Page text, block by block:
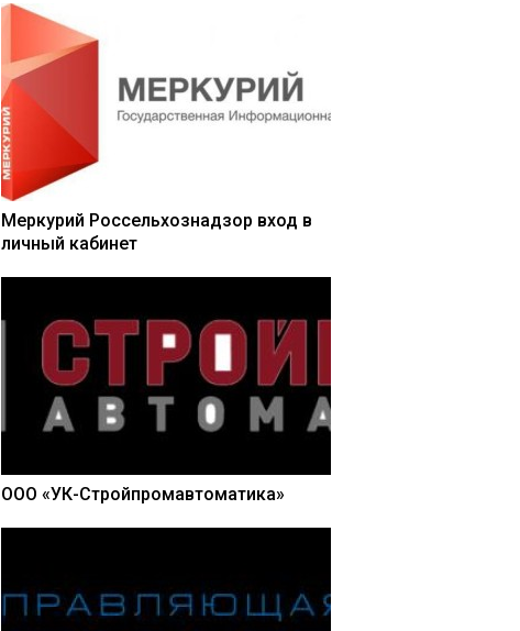
Меркурий Россельхознадзор вход в
личный кабинет
ООО «УК-Стройпромавтоматика»